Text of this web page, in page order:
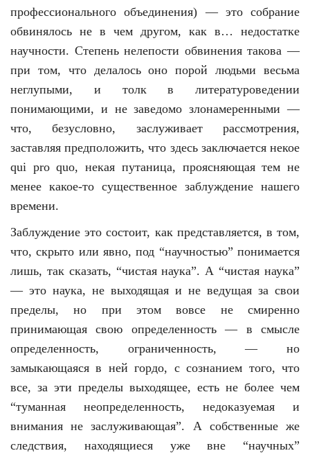
профессионального объединения) — это собрание
обвинялось не в чем другом, как в… недостатке
научности. Степень нелепости обвинения такова —
при том, что делалось оно порой людьми весьма
неглупыми, и толк в литературоведении
понимающими, и не заведомо злонамеренными —
что, безусловно, заслуживает рассмотрения,
заставляя предположить, что здесь заключается некое
qui pro quo, некая путаница, проясняющая тем не
менее какое-то существенное заблуждение нашего
времени.
Заблуждение это состоит, как представляется, в том,
что, скрыто или явно, под “научностью” понимается
лишь, так сказать, “чистая наука”. А “чистая наука”
— это наука, не выходящая и не ведущая за свои
пределы, но при этом вовсе не смиренно
принимающая свою определенность — в смысле
определенность, ограниченность, — но
замыкающаяся в ней гордо, с сознанием того, что
все, за эти пределы выходящее, есть не более чем
“туманная неопределенность, недоказуемая и
внимания не заслуживающая”. А собственные же
следствия, находящиеся уже вне “научных”